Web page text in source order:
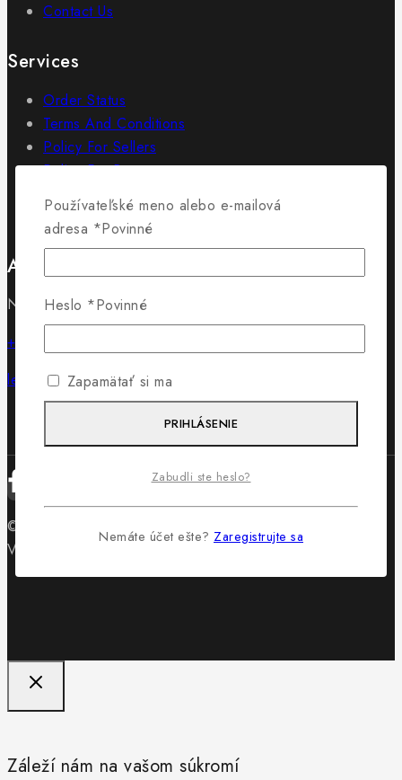
Contact Us
Services
Order Status
Terms And Conditions
Policy For Sellers
Policy For Buyers
Shipping & Refund
Wholesale Policy
Adresa
Námestie SNP 18/18 01501 Rajec
+421 902 715 430
lewis@lewis.sk
© 2026 Obuv Lewis - WordPress Theme by
Vytvorilo
Záleží nám na vašom súkromí
Používateľské meno alebo e-mailová
adresa *Povinné
Heslo *Povinné
Zapamätať si ma
PRIHLÁSENIE
Zabudli ste heslo?
Nemáte účet ešte? Zaregistrujte sa